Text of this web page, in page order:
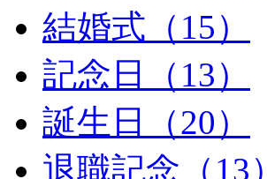
結婚式（15）
記念日（13）
誕生日（20）
退職記念（13）